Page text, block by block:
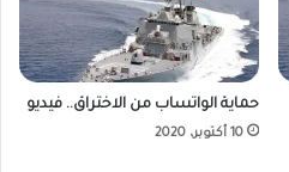
حماية الواتساب من الاختراق.. فيديو
10 أكتوبر، 2020